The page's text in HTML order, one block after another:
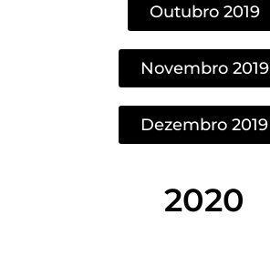
Outubro 2019
Novembro 2019
Dezembro 2019
2020